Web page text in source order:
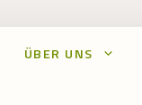
ÜBER UNS